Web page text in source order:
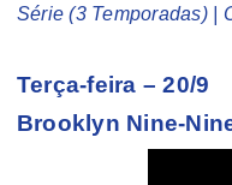
Série (3 Temporadas) |
Terça-feira – 20/9
Brooklyn Nine-